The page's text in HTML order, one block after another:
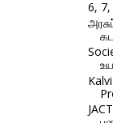
6,